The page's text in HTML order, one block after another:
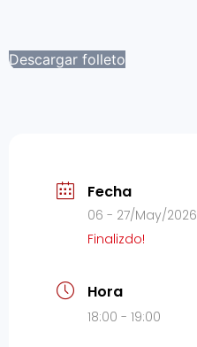
Descargar folleto
Fecha
06 - 27/May/2026
Finalizdo!
Hora
18:00 - 19:00